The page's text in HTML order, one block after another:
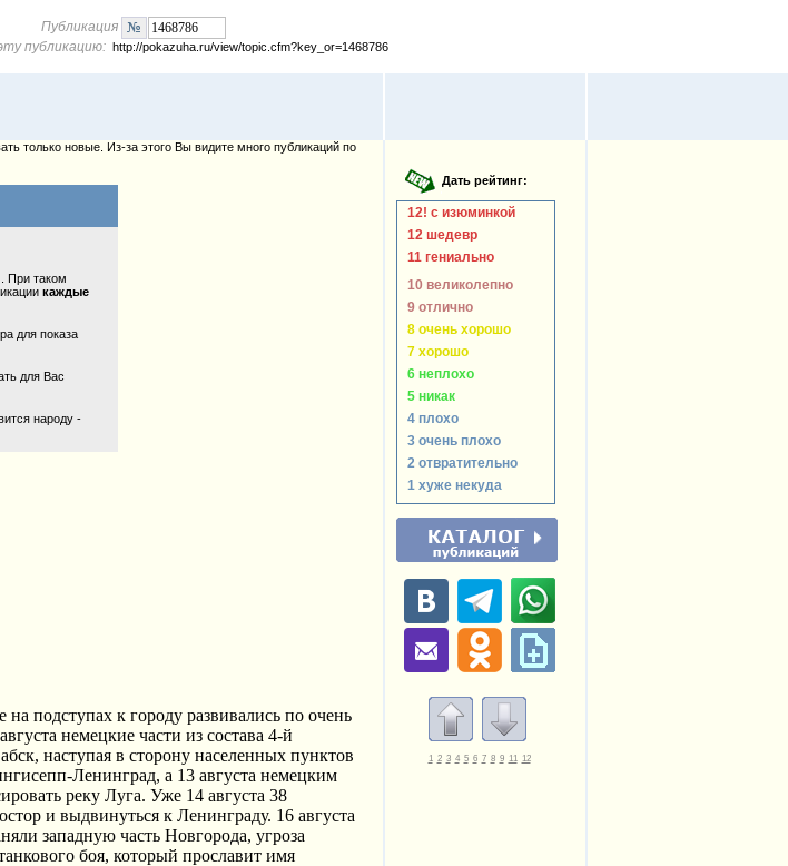
Публикация
публикацию: http://pokazuha.ru/view/topic.cfm?key_or=1468786
только новые. Из-за этого Вы видите много публикаций по
При таком
каждые
для показа
для Вас
народу -
подступах к городу развивались по очень
немецкие части из состава 4-й
наступая в сторону населенных пунктов
Ленинград, а 13 августа немецким
реку Луга. Уже 14 августа 38
и выдвинуться к Ленинграду. 16 августа
западную часть Новгорода, угроза
боя, который прославит имя
12! с изюминкой
12 шедевр
11 гениально
10 великолепно
9 отлично
8 очень хорошо
7 хорошо
6 неплохо
5 никак
4 плохо
3 очень плохо
2 отвратительно
1 хуже некуда
1 2 3 4 5 6 7 8 9 11 12